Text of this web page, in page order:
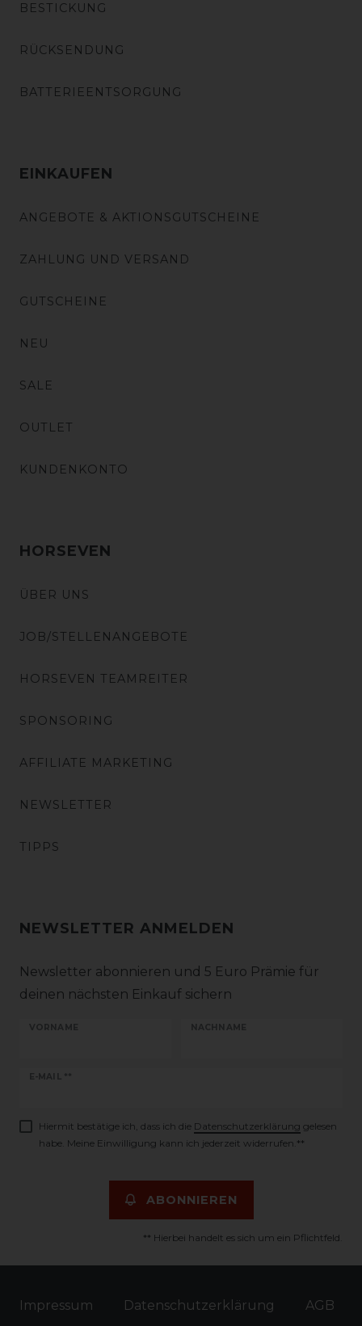
BESTICKUNG
RÜCKSENDUNG
BATTERIEENTSORGUNG
EINKAUFEN
ANGEBOTE & AKTIONSGUTSCHEINE
ZAHLUNG UND VERSAND
GUTSCHEINE
NEU
SALE
OUTLET
KUNDENKONTO
HORSEVEN
ÜBER UNS
JOB/STELLENANGEBOTE
HORSEVEN TEAMREITER
SPONSORING
AFFILIATE MARKETING
NEWSLETTER
TIPPS
NEWSLETTER ANMELDEN
Newsletter abonnieren und 5 Euro Prämie für
deinen nächsten Einkauf sichern
VORNAME NACHNAME
E-MAIL **
Newsletter
Hiermit bestätige ich, dass ich die Daten­schutz­erklärung gelesen
habe. Meine Einwilligung kann ich jederzeit widerrufen.**
ABONNIEREN
** Hierbei handelt es sich um ein Pflichtfeld.
Impressum Daten­schutz­erklärung AGB